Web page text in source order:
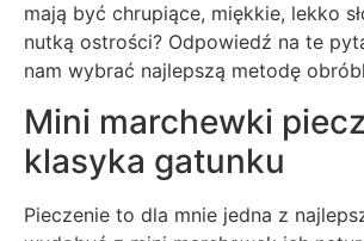
mają być chrupiące, miękkie, lekko
nutką ostrości? Odpowiedź na te
nam wybrać najlepszą metodę
Mini marchewki
klasyka gatunku
Pieczenie to dla mnie jedna z